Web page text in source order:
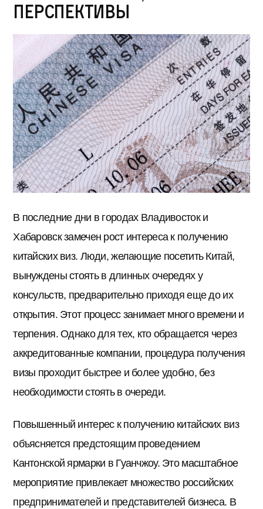
перспективы
В последние дни в городах Владивосток и
Хабаровск замечен рост интереса к получению
китайских виз. Люди, желающие посетить Китай,
вынуждены стоять в длинных очередях у
консульств, предварительно приходя еще до их
открытия. Этот процесс занимает много времени и
терпения. Однако для тех, кто обращается через
аккредитованные компании, процедура получения
визы проходит быстрее и более удобно, без
необходимости стоять в очереди.
Повышенный интерес к получению китайских виз
объясняется предстоящим проведением
Кантонской ярмарки в Гуанчжоу. Это масштабное
мероприятие привлекает множество российских
предпринимателей и представителей бизнеса. В